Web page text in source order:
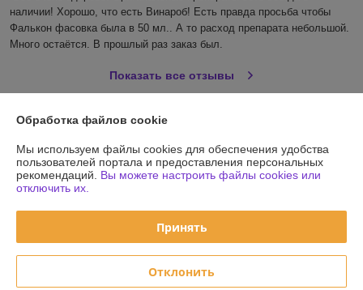
наличии! Хорошо, что есть Винароб! Есть правда просьба чтобы
Фалькон фасовка была в 50 мл.. А то расход препарата небольшой.
Много остаётся. В прошлый раз заказ был.
Показать все отзывы
О нас
Контакты
График работы
Обработка файлов cookie
Мы используем файлы cookies для обеспечения удобства
пользователей портала и предоставления персональных
рекомендаций. Вы можете настроить файлы cookies или
отключить их.
Принять
Отклонить